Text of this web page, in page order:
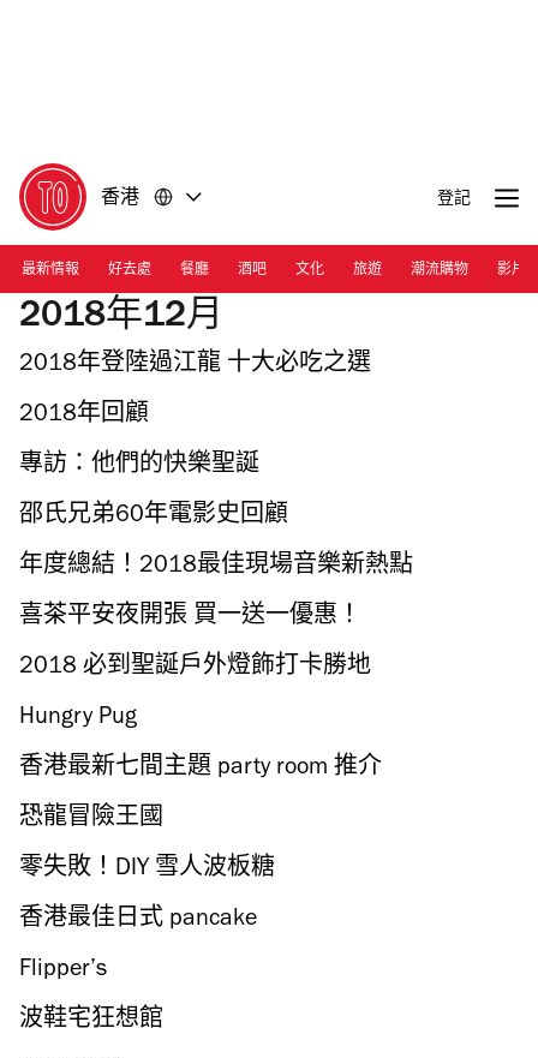
香港 登記
最新情報 好去處 餐廳 酒吧 文化 旅遊 潮流購物 影片
2018年12月
2018年登陸過江龍 十大必吃之選
2018年回顧
專訪：他們的快樂聖誕
邵氏兄弟60年電影史回顧
年度總結！2018最佳現場音樂新熱點
喜茶平安夜開張 買一送一優惠！
2018 必到聖誕戶外燈飾打卡勝地
Hungry Pug
香港最新七間主題 party room 推介
恐龍冒險王國
零失敗！DIY 雪人波板糖
香港最佳日式 pancake
Flipper’s
波鞋宅狂想館